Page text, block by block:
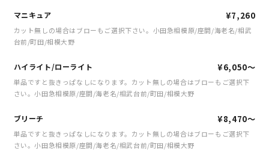
マニキュア ¥7,260
カット無しの場合はブローもご選択下さい。小田急相模原/座間/海老名/相武
台前/町田/相模大野
ハイライト/ローライト ¥6,050～
単品ですと抜きっぱなしになります。カット無しの場合はブローもご選択下
さい。小田急相模原/座間/海老名/相武台前/町田/相模大野
ブリーチ ¥8,470～
単品ですと抜きっぱなしになります。カット無しの場合はブローもご選択下
さい。小田急相模原/座間/海老名/相武台前/町田/相模大野